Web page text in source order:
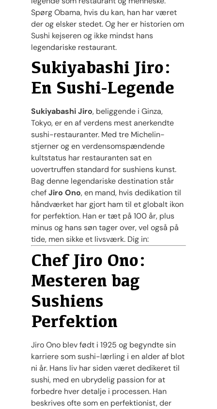
Spørg Obama, hvis du kan, han har været
der og elsker stedet. Og her er historien om
Sushi kejseren og ikke mindst hans
legendariske restaurant.
Sukiyabashi Jiro:
En Sushi-Legende
Sukiyabashi Jiro, beliggende i Ginza,
Tokyo, er en af verdens mest anerkendte
sushi-restauranter. Med tre Michelin-
stjerner og en verdensomspændende
kultstatus har restauranten sat en
uovertruffen standard for sushiens kunst.
Bag denne legendariske destination står
chefJiro Ono, en mand, hvis dedikation til
håndværket har gjort ham til et globalt ikon
for perfektion. Han er tæt på 100 år, plus
minus og hans søn tager over, vel også på
tide, men sikke et livsværk. Dig in:
Chef Jiro Ono:
Mesteren bag
Sushiens
Perfektion
Jiro Ono blev født i 1925 og begyndte sin
karriere som sushi-lærling i en alder af blot
ni år. Hans liv har siden været dedikeret til
sushi, med en ubrydelig passion for at
forbedre hver detalje i processen. Han
beskrives ofte som en perfektionist, der